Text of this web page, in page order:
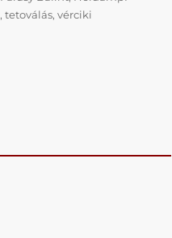
,tetoválás,vérciki